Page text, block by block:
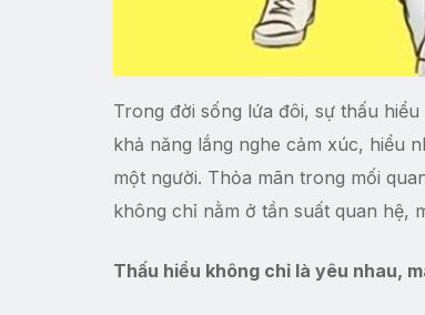
Trong đời sống lứa đôi, sự thấu
khả năng lắng nghe cảm xúc, hiểu
một người. Thỏa mãn trong mối
không chỉ nằm ở tần suất quan hệ,
Thấu hiểu không chỉ là yêu nhau,